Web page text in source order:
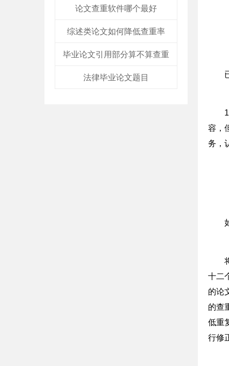
论文查重软件哪个最好
综述类论文如何降低查重率
毕业论文引用部分算不算查重
法律毕业论文题目
容，
务，
十二
的论
的查
低重
行修